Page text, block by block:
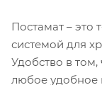
Постамат – это
системой для
Удобство в том,
любое удобное